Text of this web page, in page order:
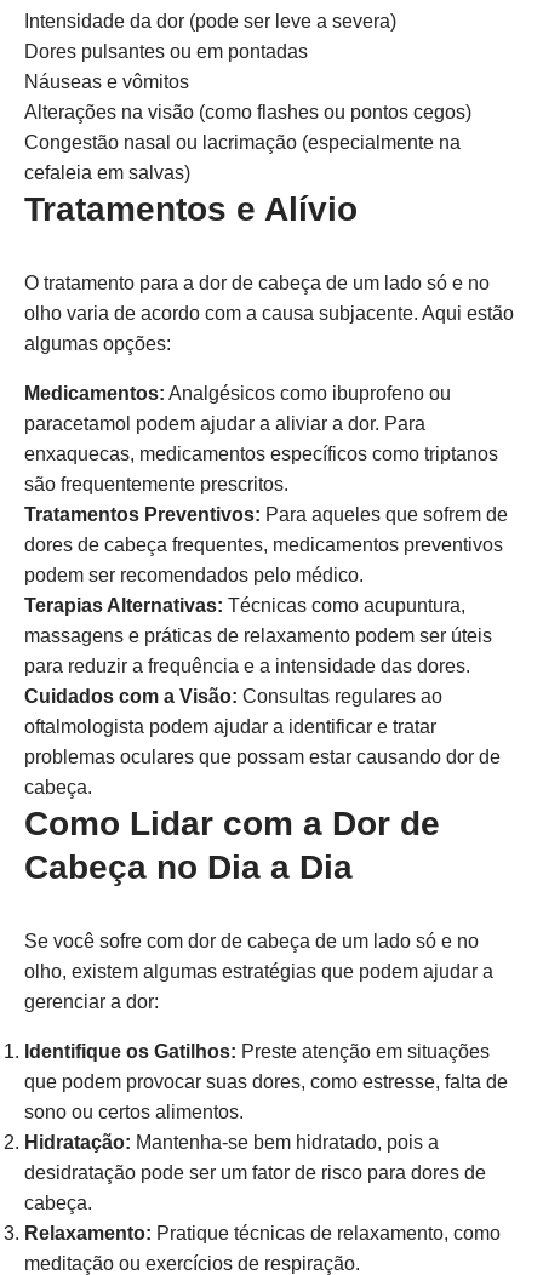
Intensidade da dor (pode ser leve a severa)
Dores pulsantes ou em pontadas
Náuseas e vômitos
Alterações na visão (como flashes ou pontos cegos)
Congestão nasal ou lacrimação (especialmente na
cefaleia em salvas)
Tratamentos e Alívio
O tratamento para a dor de cabeça de um lado só e no
olho varia de acordo com a causa subjacente. Aqui estão
algumas opções:
Medicamentos: Analgésicos como ibuprofeno ou
paracetamol podem ajudar a aliviar a dor. Para
enxaquecas, medicamentos específicos como triptanos
são frequentemente prescritos.
Tratamentos Preventivos: Para aqueles que sofrem de
dores de cabeça frequentes, medicamentos preventivos
podem ser recomendados pelo médico.
Terapias Alternativas: Técnicas como acupuntura,
massagens e práticas de relaxamento podem ser úteis
para reduzir a frequência e a intensidade das dores.
Cuidados com a Visão: Consultas regulares ao
oftalmologista podem ajudar a identificar e tratar
problemas oculares que possam estar causando dor de
cabeça.
Como Lidar com a Dor de
Cabeça no Dia a Dia
Se você sofre com dor de cabeça de um lado só e no
olho, existem algumas estratégias que podem ajudar a
gerenciar a dor:
Identifique os Gatilhos: Preste atenção em situações
que podem provocar suas dores, como estresse, falta de
sono ou certos alimentos.
Hidratação: Mantenha-se bem hidratado, pois a
desidratação pode ser um fator de risco para dores de
cabeça.
Relaxamento: Pratique técnicas de relaxamento, como
meditação ou exercícios de respiração.